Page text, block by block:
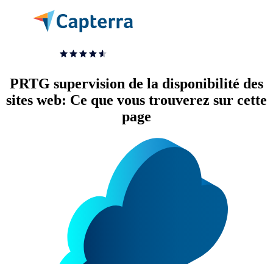
PRTG supervision de la disponibilité des
sites web: Ce que vous trouverez sur cette
page